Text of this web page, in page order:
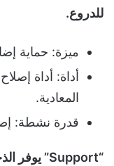
للدروع.
ميزة: حماية
أداة: أداة
المعادية.
قدرة نشطة:
“Support” يوفر الذخيرة والعلاج ويعزز الدفاعات.